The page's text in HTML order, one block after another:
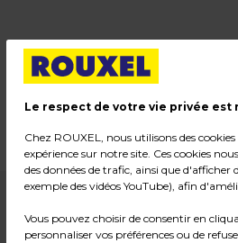
Récepteur
Couleur :
Poids : 0,02
Le respect de votre vie privée
Chez ROUXEL, nous utilisons des
expérience sur notre site. Ces cookies
des données de trafic, ainsi que d'afficher
exemple des vidéos YouTube), afin
Vous pouvez choisir de consentir en
personnaliser vos préférences ou de